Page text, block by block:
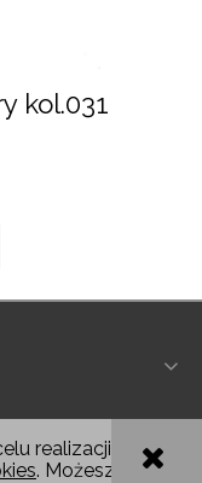
realizacji
. Możesz
kol.031